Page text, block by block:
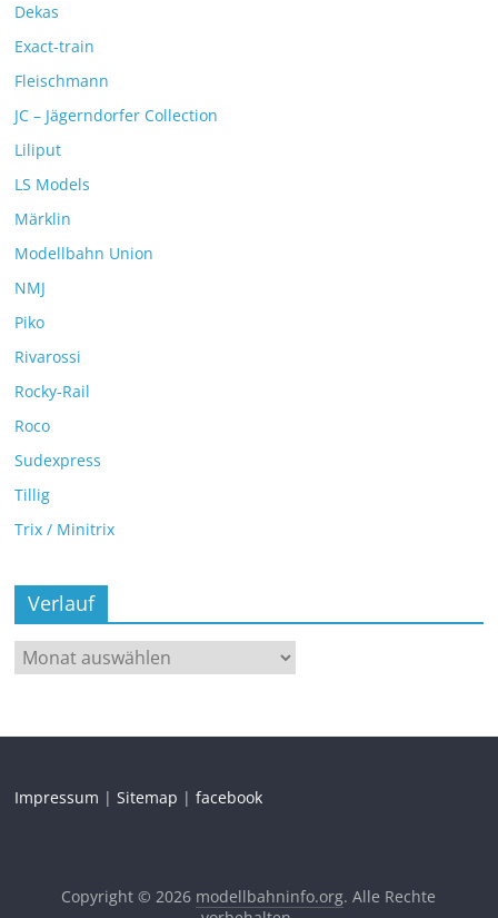
Dekas
Exact-train
Fleischmann
JC – Jägerndorfer Collection
Liliput
LS Models
Märklin
Modellbahn Union
NMJ
Piko
Rivarossi
Rocky-Rail
Roco
Sudexpress
Tillig
Trix / Minitrix
Verlauf
Impressum |Sitemap |facebook
Copyright © 2026 modellbahninfo.org. Alle Rechte